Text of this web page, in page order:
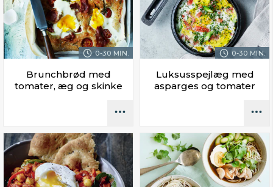
0-30 MIN.
Brunchbrød med
tomater, æg og skinke
0-30 MIN.
Luksusspejlæg med
asparges og tomater